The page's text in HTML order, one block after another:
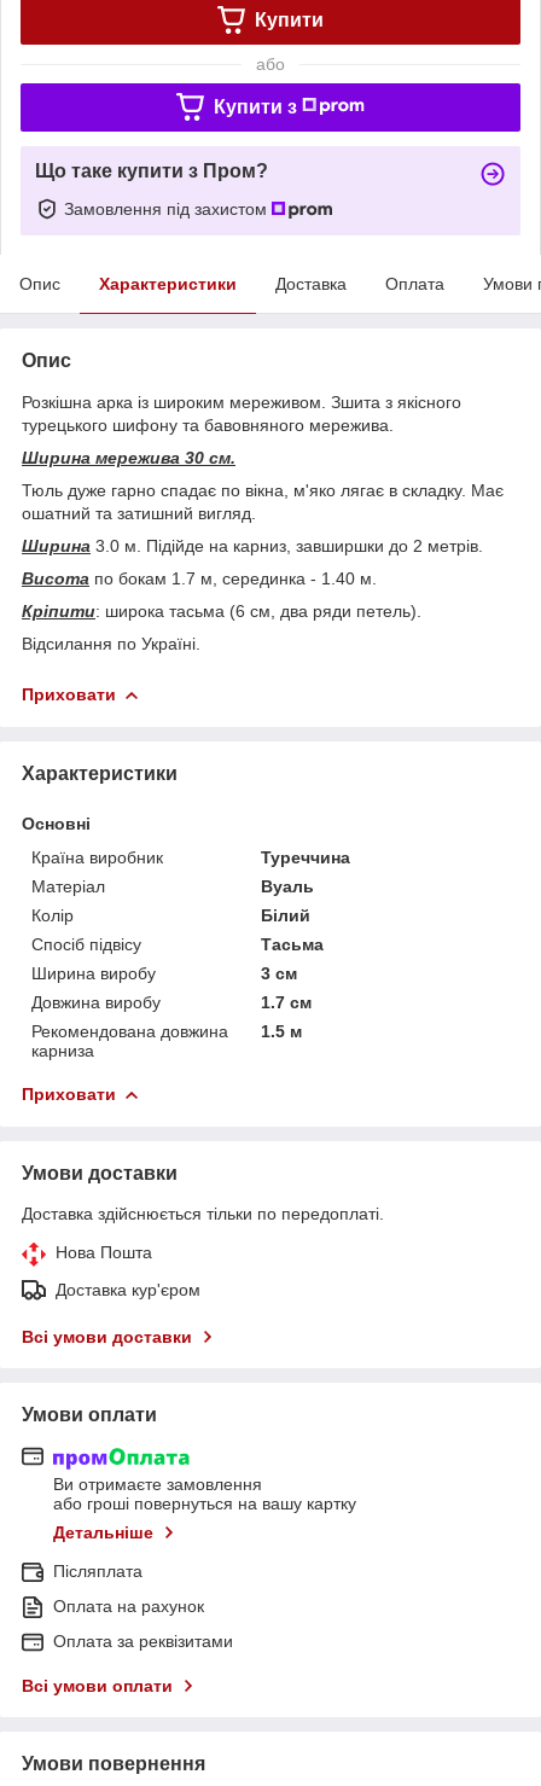
Купити
або
Купити з
Що таке купити з Пром?
Замовлення під захистом
Опис Характеристики Доставка Оплата Умови
Опис
Розкішна арка із широким мереживом. Зшита з якісного
турецького шифону та бавовняного мережива.
Ширина мережива 30 см.
Тюль дуже гарно спадає по вікна, м'яко лягає в складку. Має
ошатний та затишний вигляд.
Ширина 3.0 м. Підійде на карниз, завширшки до 2 метрів.
Висота по бокам 1.7 м, серединка - 1.40 м.
Кріпити: широка тасьма (6 см, два ряди петель).
Відсилання по Україні.
Приховати
Характеристики
Основні
Країна виробник
Туреччина
Матеріал
Вуаль
Колір
Білий
Спосіб підвісу
Тасьма
Ширина виробу
3 см
Довжина виробу
1.7 см
Рекомендована довжина
карниза
1.5 м
Приховати
Умови доставки
Доставка здійснюється тільки по передоплаті.
Нова Пошта
Доставка кур'єром
Всі умови доставки
Умови оплати
Ви отримаєте замовлення
або гроші повернуться на вашу картку
Детальніше
Післяплата
Оплата на рахунок
Оплата за реквізитами
Всі умови оплати
Умови повернення